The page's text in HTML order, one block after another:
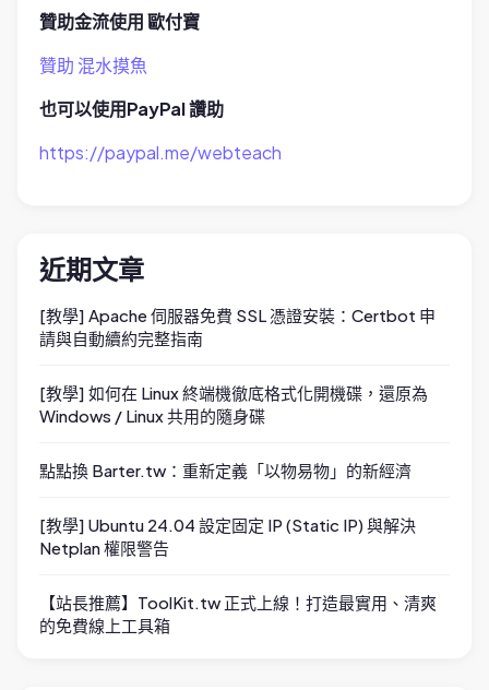
贊助金流使用 歐付寶
贊助 混水摸魚
也可以使用PayPal 讚助
https://paypal.me/webteach
近期文章
[教學] Apache 伺服器免費 SSL 憑證安裝：Certbot 申
請與自動續約完整指南
[教學] 如何在 Linux 終端機徹底格式化開機碟，還原為
Windows / Linux 共用的隨身碟
點點換 Barter.tw：重新定義「以物易物」的新經濟
[教學] Ubuntu 24.04 設定固定 IP (Static IP) 與解決
Netplan 權限警告
【站長推薦】ToolKit.tw 正式上線！打造最實用、清爽
的免費線上工具箱